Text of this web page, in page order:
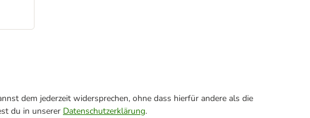
dem jederzeit widersprechen, ohne dass hierfür andere als die
du in unserer Datenschutzerklärung.